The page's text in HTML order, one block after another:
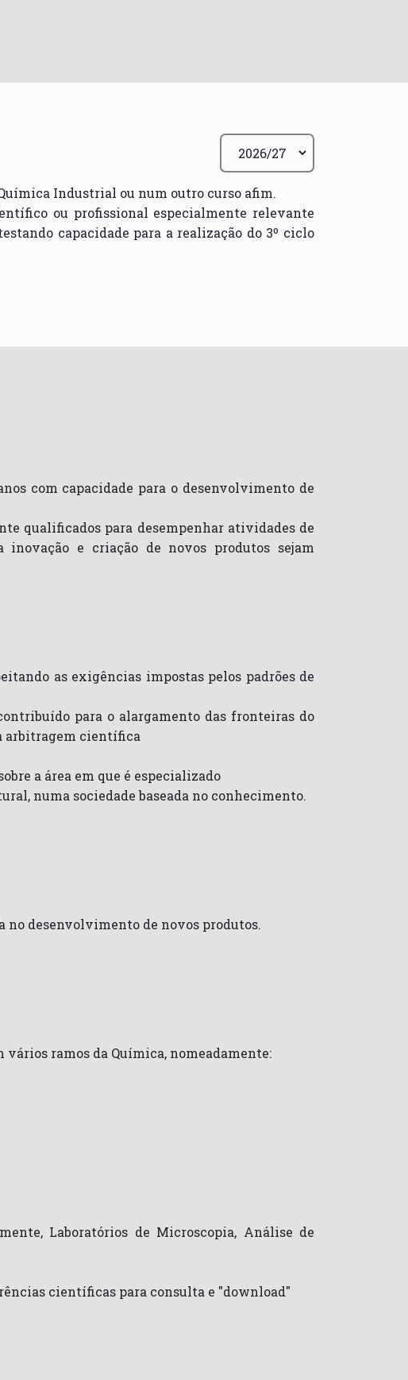
Industrial ou num outro curso afim.
ou profissional especialmente relevante
capacidade para a realização do 3º ciclo
com capacidade para o desenvolvimento de
qualificados para desempenhar atividades de
e criação de novos produtos sejam
as exigências impostas pelos padrões de
para o alargamento das fronteiras do
arbitragem científica
a área em que é especializado
numa sociedade baseada no conhecimento.
no desenvolvimento de novos produtos.
ramos da Química, nomeadamente:
Laboratórios de Microscopia, Análise de
científicas para consulta e "download"